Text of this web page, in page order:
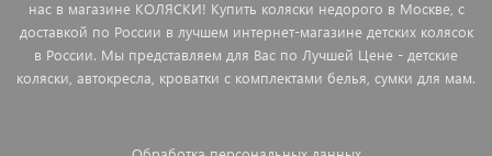
нас в магазине КОЛЯСКИ! Купить коляски недорого в Москве, с
доставкой по России в лучшем интернет-магазине детских колясок
в России. Мы представляем для Вас по Лучшей Цене - детские
коляски, автокресла, кроватки с комплектами белья, сумки для мам.